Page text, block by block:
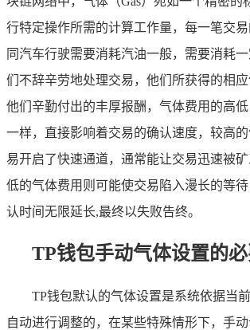
行特定操作所需的计算工作量，每一笔交
同汽车行驶需要消耗汽油一般，需要消耗
们不辞辛劳地处理交易，他们所获得的相
他们辛勤付出的丰厚报酬，气体费用的高
一样，直接影响着交易的确认速度，较高
易开启了快速通道，通常能让交易迅速被
低的气体费用则可能使交易陷入漫长的等
认时间无限延长,最终以失败告终。
TP钱包手动气体设置的
TP钱包默认的气体设置是系统依据当
自动进行调整的，在某些特殊情形下，手